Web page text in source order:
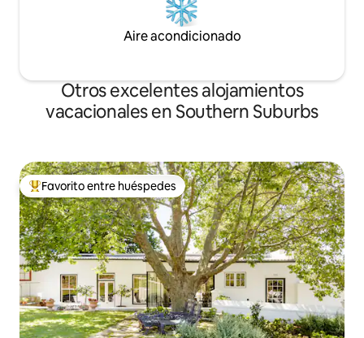
Aire acondicionado
Otros excelentes alojamientos
vacacionales en Southern Suburbs
De los mejores en Favorito entre huéspedes
Favorito entre huéspedes